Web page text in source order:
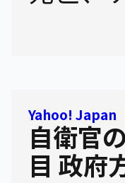
Yahoo! Japan
自衛官
目 政府